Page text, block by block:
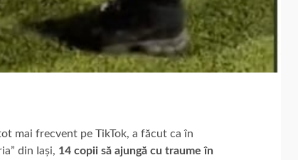
mai frecvent pe TikTok, a făcut ca în
din Iași, 14 copii să ajungă cu traume în